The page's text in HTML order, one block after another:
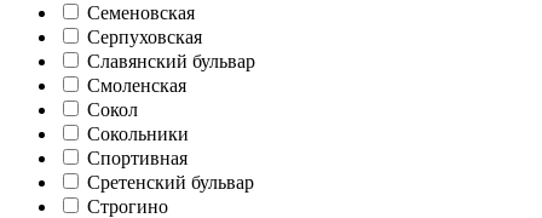
Семеновская
Серпуховская
Славянский бульвар
Смоленская
Сокол
Сокольники
Спортивная
Сретенский бульвар
Строгино